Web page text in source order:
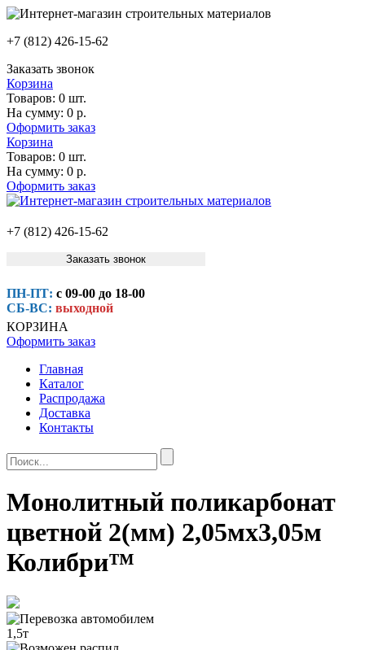
+7 (812) 426-15-62
Заказать звонок
Корзина
Товаров: 0 шт.
На сумму: 0 р.
Оформить заказ
Корзина
Товаров: 0 шт.
На сумму: 0 р.
Оформить заказ
+7 (812) 426-15-62
Заказать звонок
ПН-ПТ: с 09-00 до 18-00
СБ-ВС: выходной
КОРЗИНА
Оформить заказ
Главная
Каталог
Распродажа
Доставка
Контакты
Монолитный поликарбонат
цветной 2(мм) 2,05мx3,05м
Колибри™